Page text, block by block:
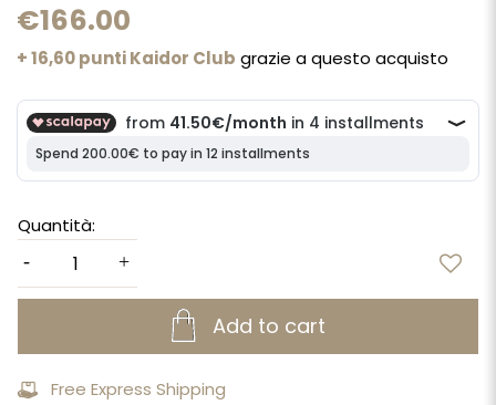
€166.00
+ 16,60 punti Kaidor Club grazie a questo acquisto
Quantità:
Add to cart
Free Express Shipping